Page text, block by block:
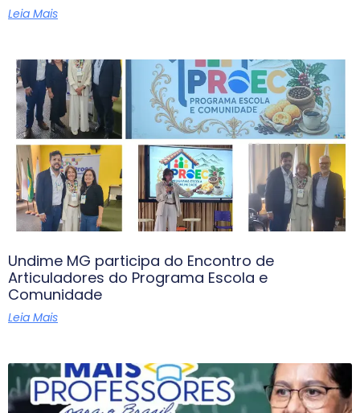
Leia Mais
Undime MG participa do Encontro de
Articuladores do Programa Escola e
Comunidade
Leia Mais